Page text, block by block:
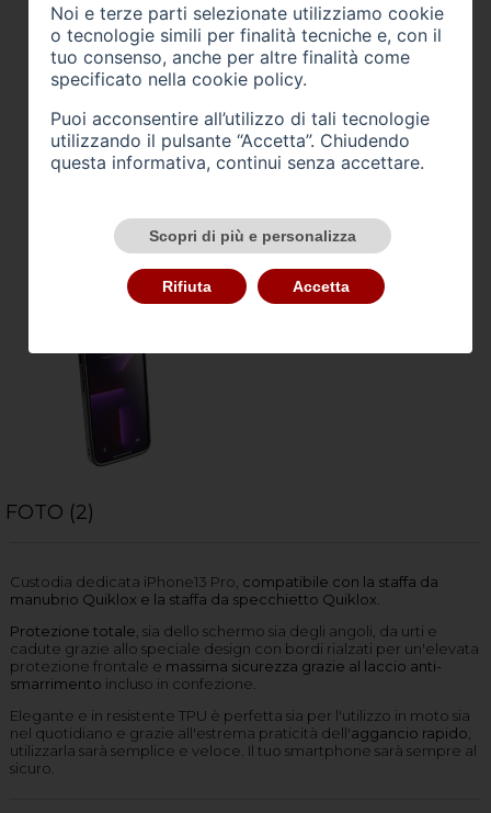
FOTO (2)
Custodia dedicata iPhone13 Pro, compatibile con la staffa da
manubrio Quiklox e la staffa da specchietto Quiklox.
Protezione totale , sia dello schermo sia degli angoli, da urti e
cadute grazie allo speciale design con bordi rialzati per un'elevata
protezione frontale e massima sicurezza grazie al laccio anti-
smarrimento incluso in confezione.
Elegante e in resistente TPU è perfetta sia per l'utilizzo in moto sia
nel quotidiano e grazie all'estrema praticità dell'aggancio rapido
utilizzarla sarà semplice e veloce. Il tuo smartphone sarà sempre al
sicuro.
Noi e terze parti selezionate utilizziamo cookie
o tecnologie simili per finalità tecniche e, con il
tuo consenso, anche per altre finalità come
specificato nella cookie policy.
Puoi acconsentire all’utilizzo di tali tecnologie
utilizzando il pulsante “Accetta”. Chiudendo
questa informativa, continui senza accettare.
Scopri di più e personalizza
Rifiuta Accetta